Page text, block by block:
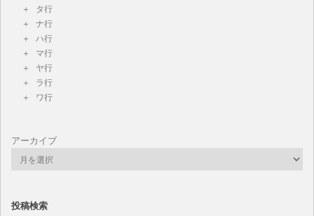
タ行
ナ行
ハ行
マ行
ヤ行
ラ行
ワ行
アーカイブ
投稿検索